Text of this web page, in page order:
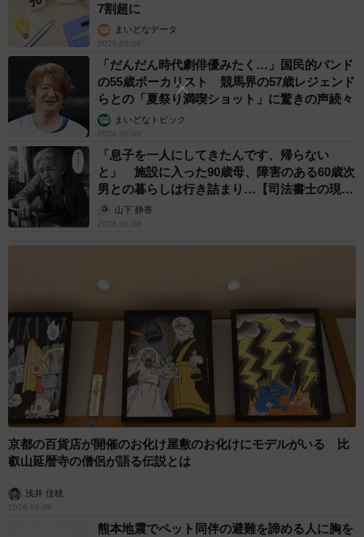
7割超に
まいどなデータ
2026.08.08
「だんだん時代劇俳優みたく…」国民的バンド
の55歳ボーカリスト 競馬界の57歳レジェンド
らとの「夏祭り満喫ショット」に驚きの声続々
まいどなトピック
2026.08.08
「息子を一人にしてきたんです、帰らない
と」 施設に入った90歳母、障害のある60歳次
男との暮らしは行き詰まり…【司法書士の現場
から】山下 静香
2026.08.08
京都の百貨店が開催のお化け屋敷のお化けにモデルがいる 比
叡山延暦寺の僧侶が語る伝説とは
浅井 佳穂
2026.08.08
熊本地震でペット同伴の避難を諦める人に胸を